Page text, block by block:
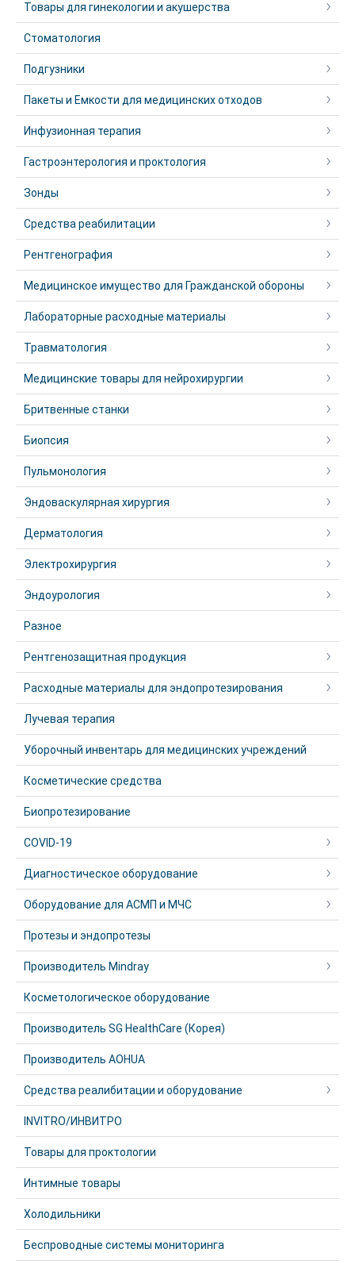
Товары для гинекологии и акушерства
Стоматология
Подгузники
Пакеты и Емкости для медицинских отходов
Инфузионная терапия
Гастроэнтерология и проктология
Зонды
Средства реабилитации
Рентгенография
Медицинское имущество для Гражданской обороны
Лабораторные расходные материалы
Травматология
Медицинские товары для нейрохирургии
Бритвенные станки
Биопсия
Пульмонология
Эндоваскулярная хирургия
Дерматология
Электрохирургия
Эндоурология
Разное
Рентгенозащитная продукция
Расходные материалы для эндопротезирования
Лучевая терапия
Уборочный инвентарь для медицинских учреждений
Косметические средства
Биопротезирование
COVID-19
Диагностическое оборудование
Оборудование для АСМП и МЧС
Протезы и эндопротезы
Производитель Mindray
Косметологическое оборудование
Производитель SG HealthCare (Корея)
Производитель AOHUA
Средства реалибитации и оборудование
INVITRO/ИНВИТРО
Товары для проктологии
Интимные товары
Холодильники
Беспроводные системы мониторинга